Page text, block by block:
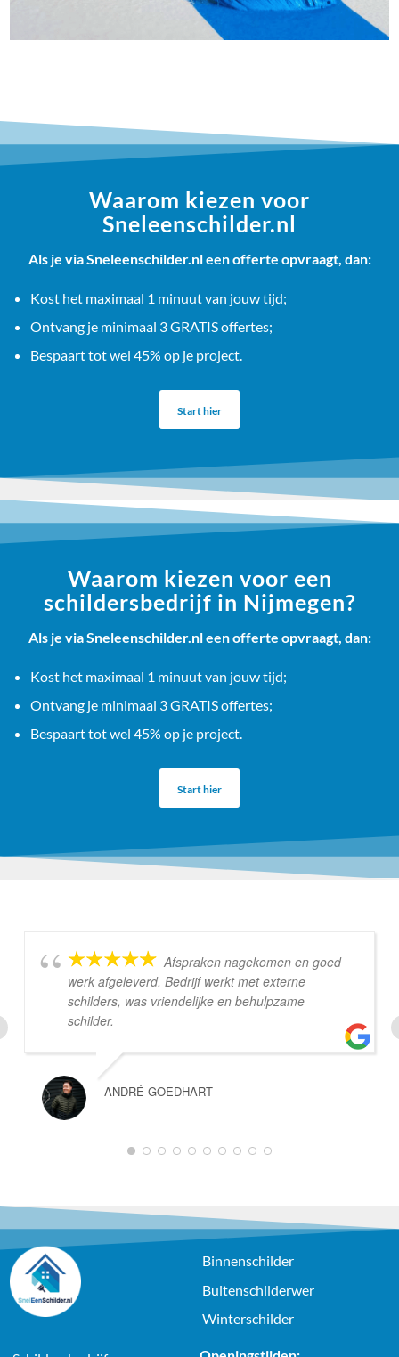
Waarom kiezen voor
Sneleenschilder.nl
Als je via Sneleenschilder.nl een offerte opvraagt, dan:
Kost het maximaal 1 minuut van jouw tijd;
Ontvang je minimaal 3 GRATIS offertes;
Bespaart tot wel 45% op je project.
Start hier
Waarom kiezen voor een
schildersbedrijf in Nijmegen?
Als je via Sneleenschilder.nl een offerte opvraagt, dan:
Kost het maximaal 1 minuut van jouw tijd;
Ontvang je minimaal 3 GRATIS offertes;
Bespaart tot wel 45% op je project.
Start hier
Afspraken nagekomen en goed
werk afgeleverd. Bedrijf werkt met externe
schilders, was vriendelijke en behulpzame
schilder.
ANDRÉ GOEDHART
1 2 3 4 5 6 7 8 9 10
Binnenschilder
Buitenschilderwer
Winterschilder